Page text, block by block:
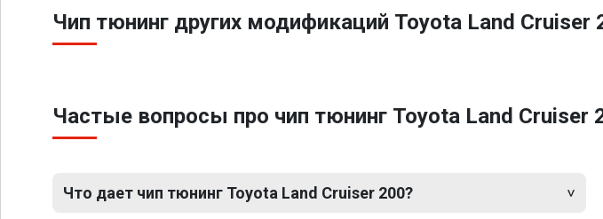
Чип тюнинг других модификаций Toyota Land Cruiser
Частые вопросы про чип тюнинг Toyota Land Cruiser
Что дает чип тюнинг Toyota Land Cruiser 200?